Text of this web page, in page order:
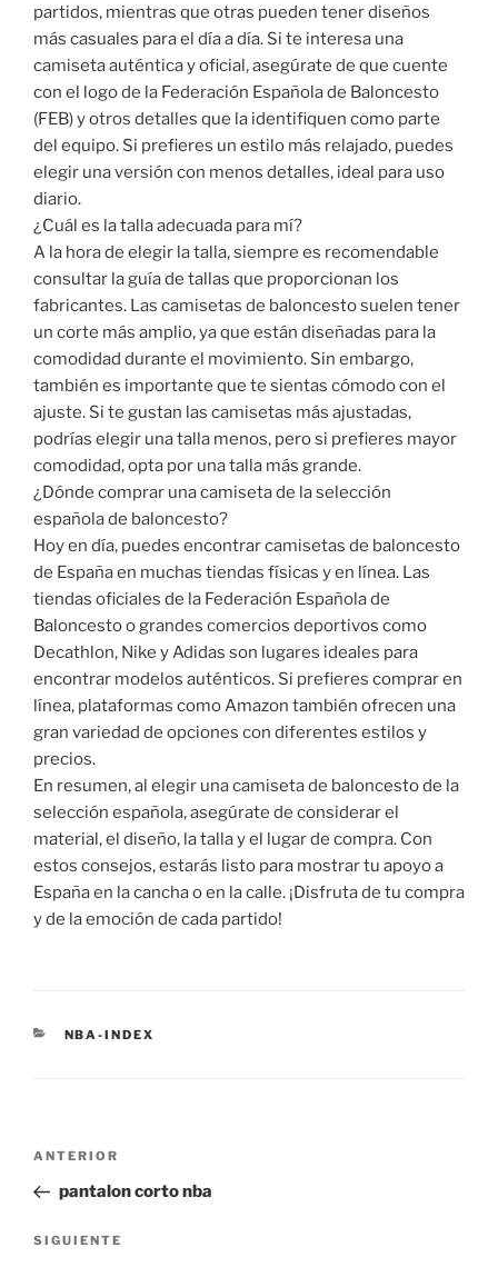
partidos, mientras que otras pueden tener diseños
más casuales para el día a día. Si te interesa una
camiseta auténtica y oficial, asegúrate de que cuente
con el logo de la Federación Española de Baloncesto
(FEB) y otros detalles que la identifiquen como parte
del equipo. Si prefieres un estilo más relajado, puedes
elegir una versión con menos detalles, ideal para uso
diario.
¿Cuál es la talla adecuada para mí?
A la hora de elegir la talla, siempre es recomendable
consultar la guía de tallas que proporcionan los
fabricantes. Las camisetas de baloncesto suelen tener
un corte más amplio, ya que están diseñadas para la
comodidad durante el movimiento. Sin embargo,
también es importante que te sientas cómodo con el
ajuste. Si te gustan las camisetas más ajustadas,
podrías elegir una talla menos, pero si prefieres mayor
comodidad, opta por una talla más grande.
¿Dónde comprar una camiseta de la selección
española de baloncesto?
Hoy en día, puedes encontrar camisetas de baloncesto
de España en muchas tiendas físicas y en línea. Las
tiendas oficiales de la Federación Española de
Baloncesto o grandes comercios deportivos como
Decathlon, Nike y Adidas son lugares ideales para
encontrar modelos auténticos. Si prefieres comprar en
línea, plataformas como Amazon también ofrecen una
gran variedad de opciones con diferentes estilos y
precios.
En resumen, al elegir una camiseta de baloncesto de la
selección española, asegúrate de considerar el
material, el diseño, la talla y el lugar de compra. Con
estos consejos, estarás listo para mostrar tu apoyo a
España en la cancha o en la calle. ¡Disfruta de tu compra
y de la emoción de cada partido!
CATEGORÍAS
NBA-INDEX
Navegación
entradas
Entrada
anterior:
ANTERIOR
pantalon corto nba
Siguiente
SIGUIENTE